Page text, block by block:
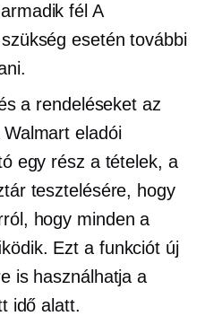
fél A
esetén további
a rendeléseket az
eladói
egy rész a tételek, a
tesztelésére, hogy
hogy minden a
Ezt a funkciót új
is használhatja a
idő alatt.